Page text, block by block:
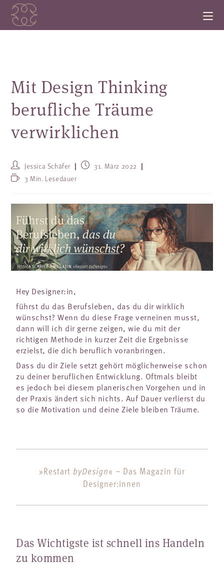
Mit Design Thinking
berufliche Träume
verwirklichen
Jessica Schäfer
31. März 2022
3 Min. Lesedauer
Hey Designer:in,
führst du das Berufsleben, das du dir wirklich
wünschst? Wenn du diese Frage verneinen musst,
dann will ich dir gerne zeigen, wie du mit der
richtigen Methode in kurzer Zeit die Ergebnisse
erzielst, die dich beruflich voranbringen.
Dass du dir Ziele setzt gehört möglicherweise schon
zu deiner beruflichen Entwicklung. Oftmals bleibt
es jedoch bei diesem planerischen Vorgehen und in
der Praxis ändert sich nichts. Auf Dauer verlierst du
so die Motivation und deine Ziele bleiben Träume.
»Restart byDesign« – Das Magazin für
Designer:innen
Das Wichtigste ist schnell ins Handeln
zu kommen